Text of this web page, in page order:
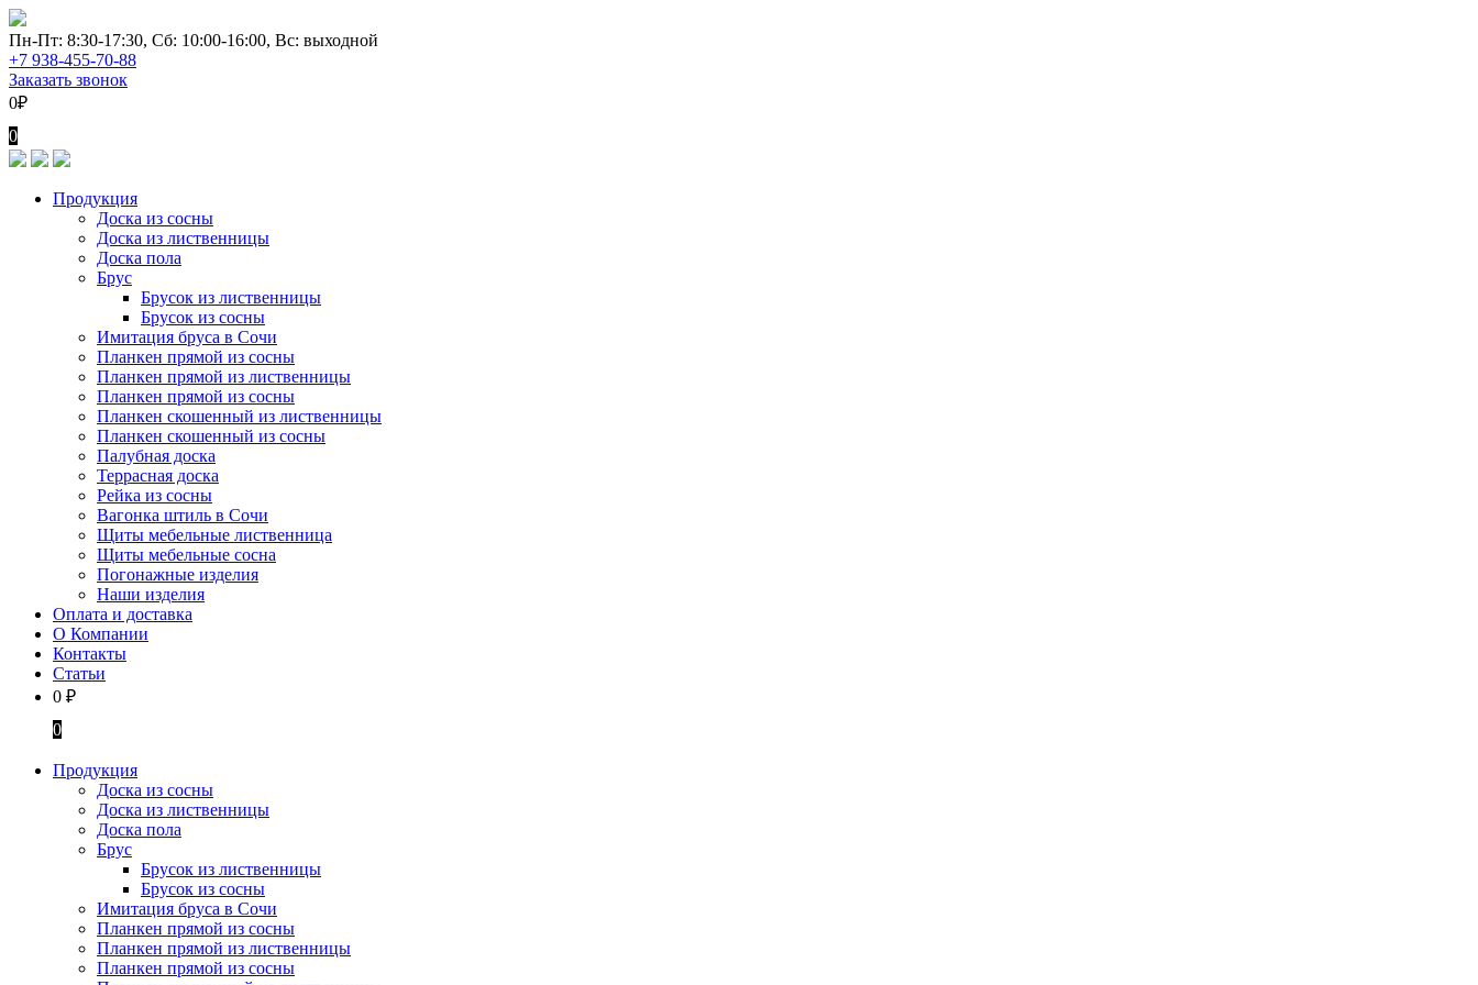
Перейти
к
содержимому
Пн-Пт: 8:30-17:30, Сб: 10:00-16:00, Вс: выходной
+7 938-455-70-88
Заказать звонок
0₽
0
Продукция
Доска из сосны
Доска из лиственницы
Доска пола
Брус
Брусок из лиственницы
Брусок из сосны
Имитация бруса в Сочи
Планкен прямой из сосны
Планкен прямой из лиственницы
Планкен прямой из сосны
Планкен скошенный из лиственницы
Планкен скошенный из сосны
Палубная доска
Террасная доска
Рейка из сосны
Вагонка штиль в Сочи
Щиты мебельные лиственница
Щиты мебельные сосна
Погонажные изделия
Наши изделия
Оплата и доставка
О Компании
Контакты
Статьи
0 ₽
0
Продукция
Доска из сосны
Доска из лиственницы
Доска пола
Брус
Брусок из лиственницы
Брусок из сосны
Имитация бруса в Сочи
Планкен прямой из сосны
Планкен прямой из лиственницы
Планкен прямой из сосны